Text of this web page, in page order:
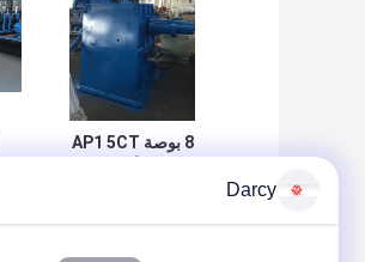
8 بوصة AP1 5CT
Darcy